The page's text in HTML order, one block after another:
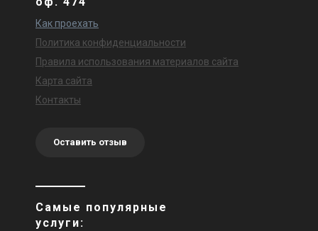
Как проехать
Политика конфиденциальности
Правила использования материалов сайта
Карта сайта
Контакты
Оставить отзыв
Самые популярные
услуги: